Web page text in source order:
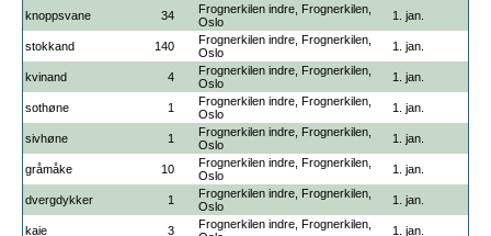
knoppsvane 34
Frognerkilen indre, Frognerkilen,
Oslo
1. jan.
stokkand 140
Frognerkilen indre, Frognerkilen,
Oslo
1. jan.
kvinand 4
Frognerkilen indre, Frognerkilen,
Oslo
1. jan.
sothøne 1
Frognerkilen indre, Frognerkilen,
Oslo
1. jan.
sivhøne 1
Frognerkilen indre, Frognerkilen,
Oslo
1. jan.
gråmåke 10
Frognerkilen indre, Frognerkilen,
Oslo
1. jan.
dvergdykker 1
Frognerkilen indre, Frognerkilen,
Oslo
1. jan.
kaie 3
Frognerkilen indre, Frognerkilen,
1. jan.